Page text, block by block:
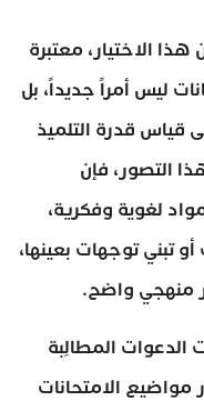
الاختيار، معتبرة
ليس أمراً جديداً، بل
قياس قدرة التلميذ
التصور، فإن
لغوية وفكرية،
توجهات بعينها،
منهجي واضح.
الدعوات المطالِبة
مواضيع الامتحانات